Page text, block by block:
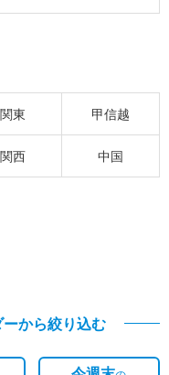
関東 甲信越
関西 中国
から絞り込む